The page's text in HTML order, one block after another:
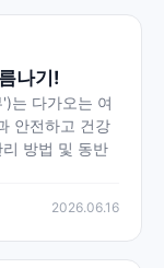
나기!
는 다가오는 여
안전하고 건강
방법 및 동반
2026.06.16